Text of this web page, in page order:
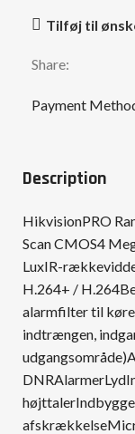
Tilføj til
Share:
Payment
Description
HikvisionPRO
Scan CMOS4
LuxIR-
H.264+ /
alarmfilter til
indtrængen,